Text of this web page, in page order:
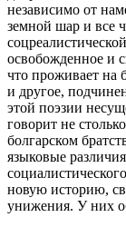
независимо от
земной шар и все
освобожденное и
что проживает на
и другое,
этой поэзии
говорит не
болгарском
языковые
новую историю,
унижения. У них